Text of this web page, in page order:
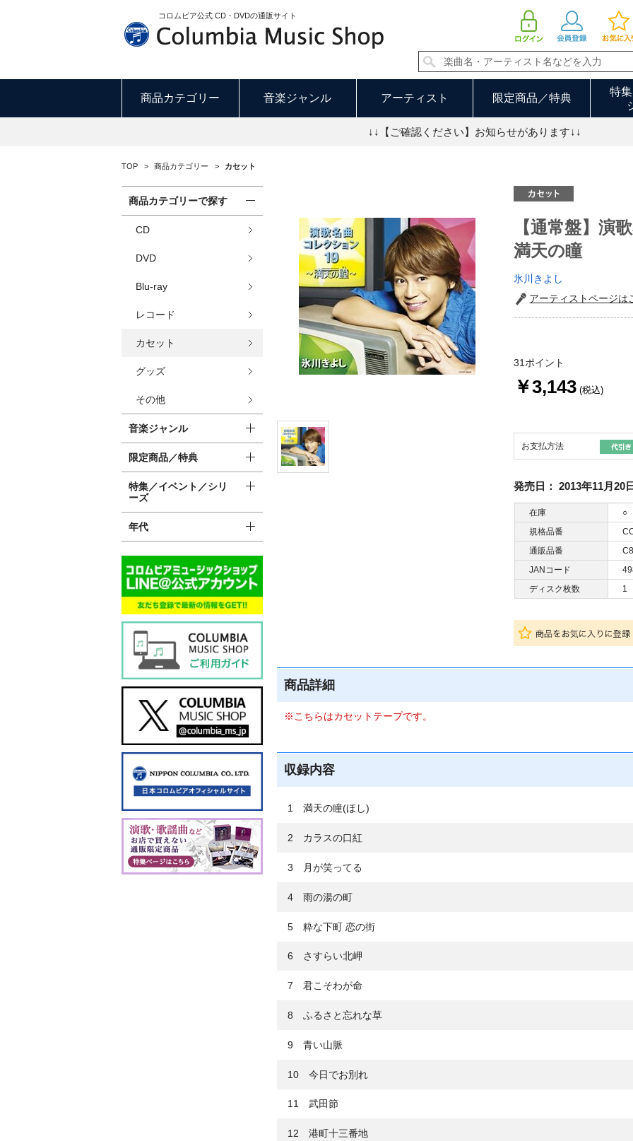
コロムビア公式 CD・DVDの通販サイト
商品カテゴリー 音楽ジャンル アーティスト 限定商品／特典
特
↓↓【ご確認ください】お知らせがあります↓↓
TOP > 商品カテゴリー > カセット
【通常盤】演
満天の瞳
氷川きよし
アーティストページは
31ポイント
￥3,143 (税込)
お支払方法
発売日： 2013年11月20日
在庫
○
規格品番
通販品番
JANコード
ディスク枚数
1
商品詳細
※こちらはカセットテープです。
収録内容
1 満天の瞳(ほし)
2 カラスの口紅
3 月が笑ってる
4 雨の湯の町
5 粋な下町 恋の街
6 さすらい北岬
7 君こそわが命
8 ふるさと忘れな草
9 青い山脈
10 今日でお別れ
11 武田節
12 港町十三番地
商品カテゴリーで探す
CD
DVD
Blu-ray
レコード
カセット
グッズ
その他
音楽ジャンル
限定商品／特典
特集／イベント／シリ
ーズ
年代